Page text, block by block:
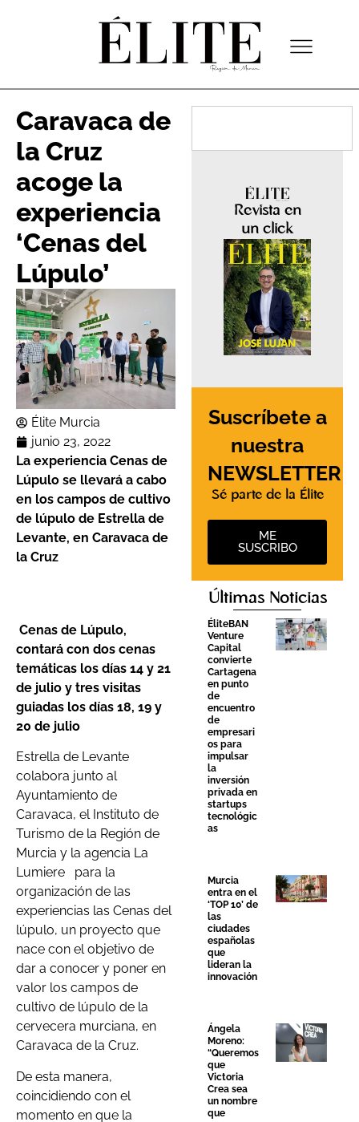
Caravaca de
la Cruz
acoge la
experiencia
‘Cenas del
Lúpulo’
Élite Murcia
junio 23, 2022
La experiencia Cenas de
Lúpulo se llevará a cabo
en los campos de cultivo
de lúpulo de Estrella de
Levante, en Caravaca de
la Cruz
Cenas de Lúpulo,
contará con dos cenas
temáticas los días 14 y 21
de julio y tres visitas
guiadas los días 18, 19 y
20 de julio
Estrella de Levante
colabora junto al
Ayuntamiento de
Caravaca, el Instituto de
Turismo de la Región de
Murcia y la agencia La
Lumiere para la
organización de las
experiencias las Cenas del
lúpulo, un proyecto que
nace con el objetivo de
dar a conocer y poner en
valor los campos de
cultivo de lúpulo de la
cervecera murciana, en
Caravaca de la Cruz.
De esta manera,
coincidiendo con el
momento en que la
Revista en
un click
Suscríbete a
nuestra
NEWSLETTER
Sé parte de la Élite
ME
SUSCRIBO
Últimas Noticias
ÉliteBAN
Venture
Capital
convierte
Cartagena
en punto
de
encuentro
de
empresari
os para
impulsar
la
inversión
privada en
startups
tecnológic
as
Murcia
entra en el
‘TOP 10’ de
las
ciudades
españolas
que
lideran la
innovación
Ángela
Moreno:
“Queremos
que
Victoria
Crea sea
un nombre
que